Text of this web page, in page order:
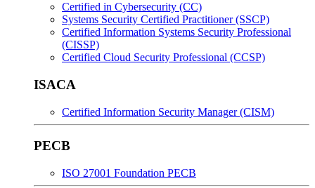
Certified in Cybersecurity (CC)
Systems Security Certified Practitioner (SSCP)
Certified Information Systems Security Professional
(CISSP)
Certified Cloud Security Professional (CCSP)
ISACA
Certified Information Security Manager (CISM)
PECB
ISO 27001 Foundation PECB